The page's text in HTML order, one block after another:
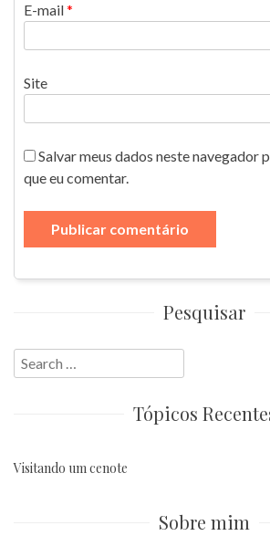
E-mail*
Site
Salvar meus dados neste navegador
que eu comentar.
Pesquisar
Search
for:
Tópicos
Visitando um cenote
Sobre mim